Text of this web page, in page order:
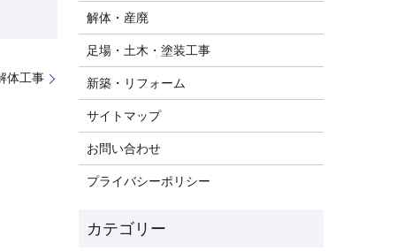
体工事
解体・産廃
足場・土木・塗装工事
新築・リフォーム
サイトマップ
お問い合わせ
プライバシーポリシー